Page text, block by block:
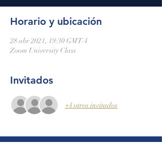
Horario y ubicación
28 abr 2021, 19:30 GMT-4
Zoom University Class
Invitados
+4 otros invitados